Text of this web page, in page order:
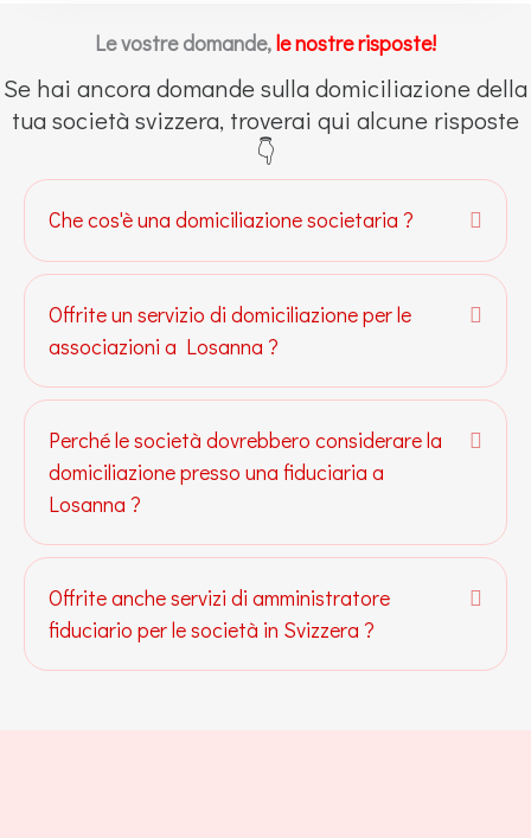
Le vostre domande,le nostre risposte!
Se hai ancora domande sulla domiciliazione della
tua società svizzera, troverai qui alcune risposte
👇
Che cos'è una domiciliazione societaria ?
Offrite un servizio di domiciliazione per le
associazioni a Losanna ?
Perché le società dovrebbero considerare la
domiciliazione presso una fiduciaria a
Losanna ?
Offrite anche servizi di amministratore
fiduciario per le società in Svizzera ?